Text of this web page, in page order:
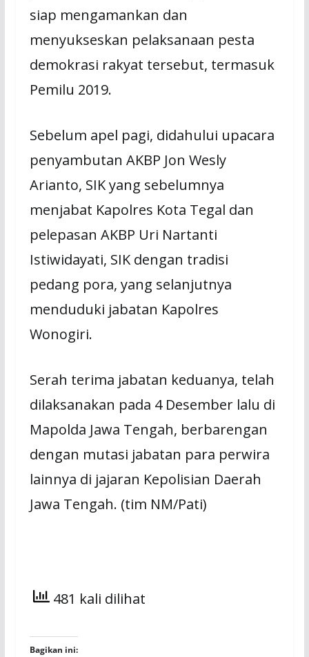
siap mengamankan dan
menyukseskan pelaksanaan pesta
demokrasi rakyat tersebut, termasuk
Pemilu 2019.
Sebelum apel pagi, didahului upacara
penyambutan AKBP Jon Wesly
Arianto, SIK yang sebelumnya
menjabat Kapolres Kota Tegal dan
pelepasan AKBP Uri Nartanti
Istiwidayati, SIK dengan tradisi
pedang pora, yang selanjutnya
menduduki jabatan Kapolres
Wonogiri.
Serah terima jabatan keduanya, telah
dilaksanakan pada 4 Desember lalu di
Mapolda Jawa Tengah, berbarengan
dengan mutasi jabatan para perwira
lainnya di jajaran Kepolisian Daerah
Jawa Tengah. (tim NM/Pati)
481 kali dilihat
Bagikan ini: